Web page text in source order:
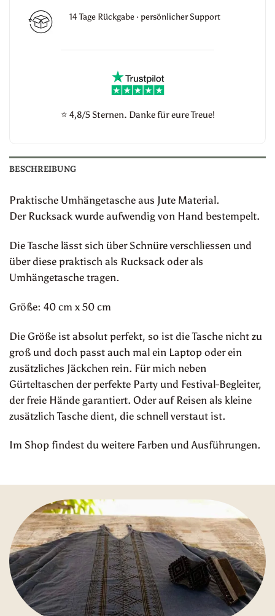
14 Tage Rückgabe · persönlicher Support
⭐ 4,8/5 Sternen. Danke für eure Treue!
BESCHREIBUNG
Praktische Umhängetasche aus Jute Material.
Der Rucksack wurde aufwendig von Hand bestempelt.
Die Tasche lässt sich über Schnüre verschliessen und
über diese praktisch als Rucksack oder als
Umhängetasche tragen.
Größe: 40 cm x 50 cm
Die Größe ist absolut perfekt, so ist die Tasche nicht zu
groß und doch passt auch mal ein Laptop oder ein
zusätzliches Jäckchen rein. Für mich neben
Gürteltaschen der perfekte Party und Festival-Begleiter,
der freie Hände garantiert. Oder auf Reisen als kleine
zusätzlich Tasche dient, die schnell verstaut ist.
Im Shop findest du weitere Farben und Ausführungen.